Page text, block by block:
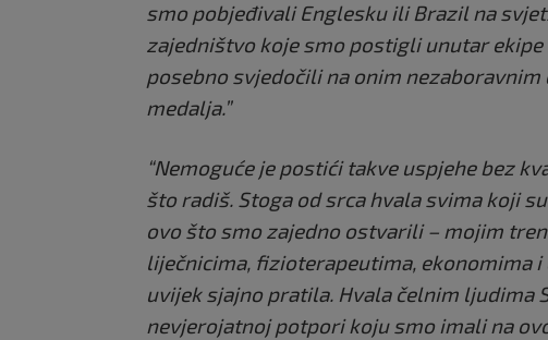
smo pobjeđivali Englesku ili Brazil na
zajedništvo koje smo postigli unutar
posebno svjedočili na onim
medalja.”
“Nemoguće je postići takve uspjehe bez
što radiš. Stoga od srca hvala svima koji
ovo što smo zajedno ostvarili – mojim
liječnicima, fizioterapeutima, ekonomima
uvijek sjajno pratila. Hvala čelnim ljudima
nevjerojatnoj potpori koju smo imali na